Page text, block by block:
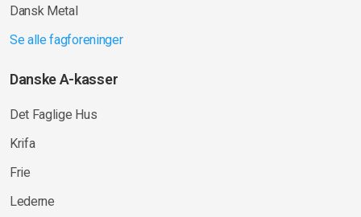
Dansk Metal
Se alle fagforeninger
Danske A-kasser
Det Faglige Hus
Krifa
Frie
Lederne